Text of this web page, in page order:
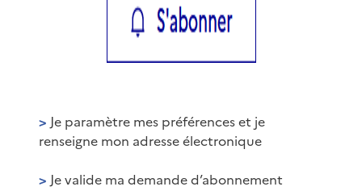
> Je paramètre mes préférences et je
renseigne mon adresse électronique
> Je valide ma demande d’abonnement